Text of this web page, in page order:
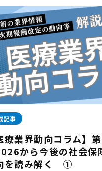
記事
療業界動向コラム】
から今後の社会保
を読み解く ①